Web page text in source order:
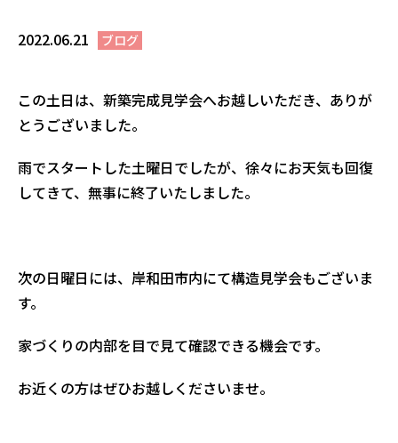
2022.06.21 ブログ
この土日は、新築完成見学会へお越しいただき、ありが
とうございました。
雨でスタートした土曜日でしたが、徐々にお天気も回復
してきて、無事に終了いたしました。
次の日曜日には、岸和田市内にて構造見学会もございま
す。
家づくりの内部を目で見て確認できる機会です。
お近くの方はぜひお越しくださいませ。